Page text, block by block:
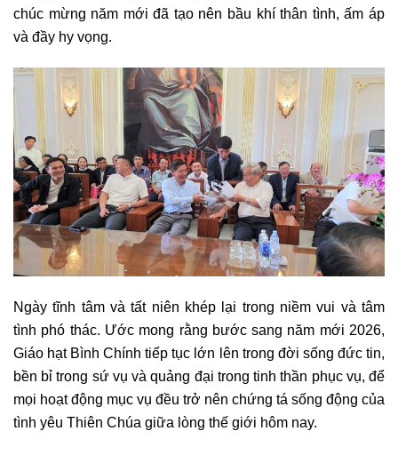
chúc mừng năm mới đã tạo nên bầu khí thân tình, ấm áp
và đầy hy vọng.
Ngày tĩnh tâm và tất niên khép lại trong niềm vui và tâm
tình phó thác. Ước mong rằng bước sang năm mới 2026,
Giáo hạt Bình Chính tiếp tục lớn lên trong đời sống đức tin,
bền bỉ trong sứ vụ và quảng đại trong tinh thần phục vụ, để
mọi hoạt động mục vụ đều trở nên chứng tá sống động của
tình yêu Thiên Chúa giữa lòng thế giới hôm nay.